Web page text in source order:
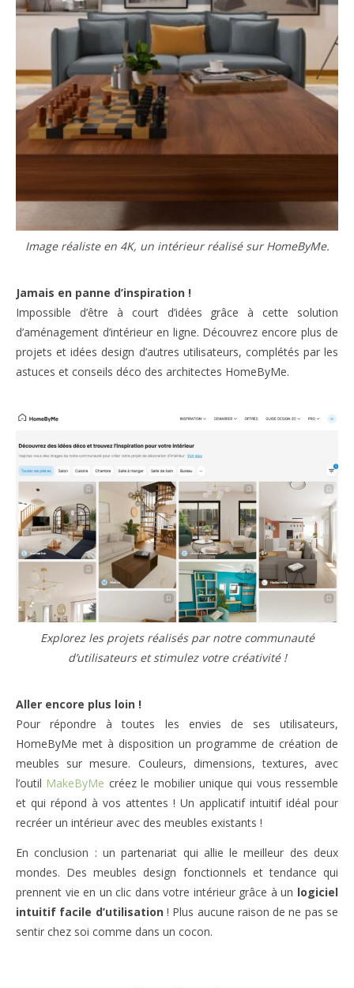
Image réaliste en 4K, un intérieur réalisé sur HomeByMe.
Jamais en panne d’inspiration !
Impossible d’être à court d’idées grâce à cette solution
d’aménagement d’intérieur en ligne. Découvrez encore plus de
projets et idées design d’autres utilisateurs, complétés par les
astuces et conseils déco des architectes HomeByMe.
Explorez les projets réalisés par notre communauté
d’utilisateurs et stimulez votre créativité !
Aller encore plus loin !
Pour répondre à toutes les envies de ses utilisateurs,
HomeByMe met à disposition un programme de création de
meubles sur mesure. Couleurs, dimensions, textures, avec
l’outil MakeByMe créez le mobilier unique qui vous ressemble
et qui répond à vos attentes ! Un applicatif intuitif idéal pour
recréer un intérieur avec des meubles existants !
En conclusion : un partenariat qui allie le meilleur des deux
mondes. Des meubles design fonctionnels et tendance qui
prennent vie en un clic dans votre intérieur grâce à un logiciel
intuitif facile d’utilisation ! Plus aucune raison de ne pas se
sentir chez soi comme dans un cocon.